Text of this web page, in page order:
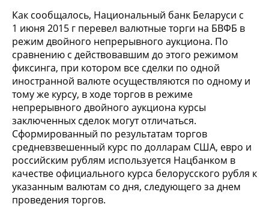
Как сообщалось, Национальный банк Беларуси с
1 июня 2015 г перевел валютные торги на БВФБ в
режим двойного непрерывного аукциона. По
сравнению с действовавшим до этого режимом
фиксинга, при котором все сделки по одной
иностранной валюте осуществляются по одному и
тому же курсу, в ходе торгов в режиме
непрерывного двойного аукциона курсы
заключенных сделок могут отличаться.
Сформированный по результатам торгов
средневзвешенный курс по долларам США, евро и
российским рублям используется Нацбанком в
качестве официального курса белорусского рубля к
указанным валютам со дня, следующего за днем
проведения торгов.